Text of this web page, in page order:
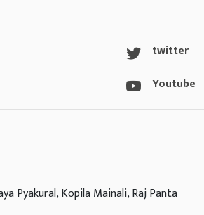
twitter
Youtube
Pyakural, Kopila Mainali, Raj Panta